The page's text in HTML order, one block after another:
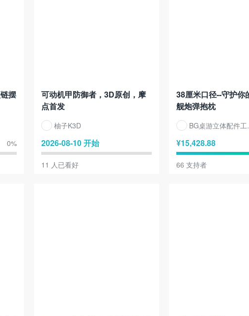
摆
0%
可动机甲防御者，3D原创，摩
点首发
柚子K3D
2026-08-10 开始
11 人已看好
38厘米口径--守护你
舰炮弹抱枕
BG
¥15,428.88
66 支持者